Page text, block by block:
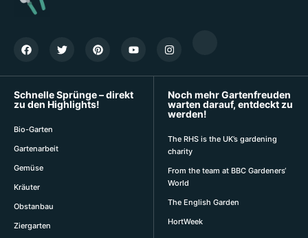
Schnelle Sprünge – direkt
zu den Highlights!
Bio-Garten
Gartenarbeit
Gemüse
Kräuter
Obstanbau
Ziergarten
Noch mehr Gartenfreuden
warten darauf, entdeckt zu
werden!
The RHS is the UK’s gardening
charity
From the team at BBC Gardeners‘
World
The English Garden
HortWeek